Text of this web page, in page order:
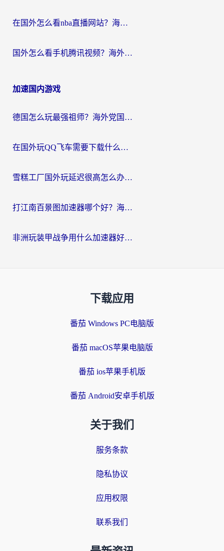
在国外怎么看nba直播网站？海外党专属体育观赛指南，告别地区限制！
国外怎么看手机腾讯视频？海外党亲测有效的追剧加速器选择指南
加速国内游戏
德国怎么玩最强祖师？海外党国服游戏加速器选择全攻略（附宝可梦Online实测）
在国外玩QQ飞车需要下载什么加速器呢？海外党亲测有效的国服游戏加速指南
雪糕工厂国外玩延迟很高怎么办？海外玩家国服游戏加速终极攻略（附实测推荐）
打江南百景图加速器哪个好？海外党踩坑N次后，终于找到不卡的秘诀
非洲玩装甲战争用什么加速器好？海外党亲测有效的国服游戏加速方案
下载应用
番茄 Windows PC电脑版
番茄 macOS苹果电脑版
番茄 ios苹果手机版
番茄 Android安卓手机版
关于我们
服务条款
隐私协议
应用权限
联系我们